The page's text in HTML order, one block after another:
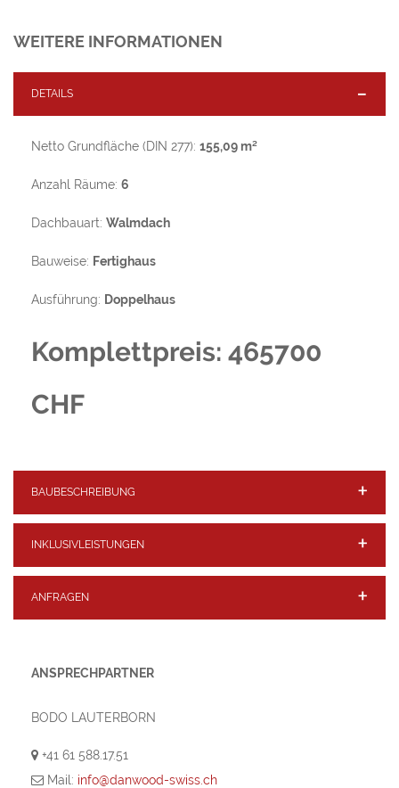
WEITERE INFORMATIONEN
DETAILS
Netto Grundfläche (DIN 277): 155,09 m²
Anzahl Räume: 6
Dachbauart: Walmdach
Bauweise: Fertighaus
Ausführung: Doppelhaus
Komplettpreis: 465700
CHF
BAUBESCHREIBUNG
INKLUSIVLEISTUNGEN
ANFRAGEN
ANSPRECHPARTNER
BODO LAUTERBORN
+41 61 588.17.51
Mail: info@danwood-swiss.ch